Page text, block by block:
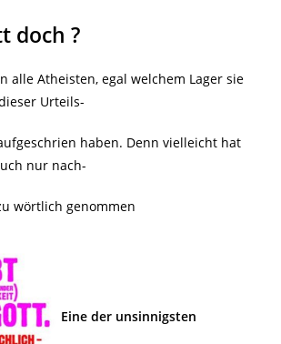
doch ?
alle Atheisten, egal welchem Lager sie
Urteils-
haben. Denn vielleicht hat
nur nach-
wörtlich genommen
Eine der unsinnigsten